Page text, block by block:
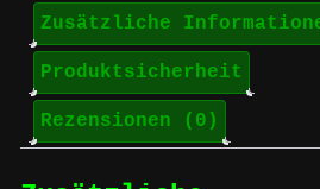
Zusätzliche
Produktsicherheit
Rezensionen (0)